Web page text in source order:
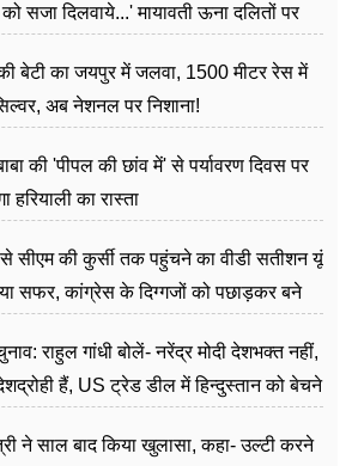
को सजा दिलवाये...' मायावती ऊना दलितों पर
बेटी का जयपुर में जलवा, 1500 मीटर रेस में
अब नेशनल पर निशाना!
की 'पीपल की छांव में' से पर्यावरण दिवस पर
हरियाली का रास्ता
सीएम की कुर्सी तक पहुंचने का वीडी सतीशन यूं
सफर, कांग्रेस के दिग्गजों को पछाड़कर बने
राहुल गांधी बोलें- नरेंद्र मोदी देशभक्त नहीं,
हैं, US ट्रेड डील में हिन्दुस्तान को बेचने
ने साल बाद किया खुलासा, कहा- उल्टी करने